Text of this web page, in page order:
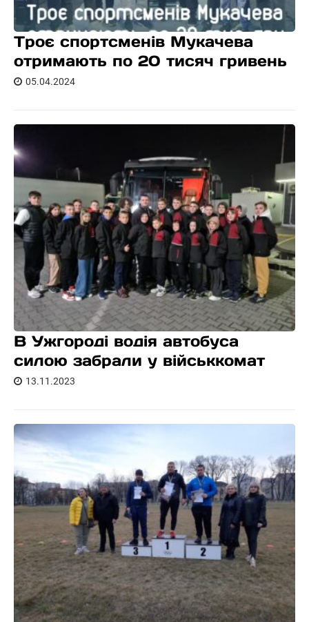
Троє спортсменів Мукачева
отримають по 20 тисяч гривень
05.04.2024
В Ужгороді водія автобуса
силою забрали у військкомат
13.11.2023